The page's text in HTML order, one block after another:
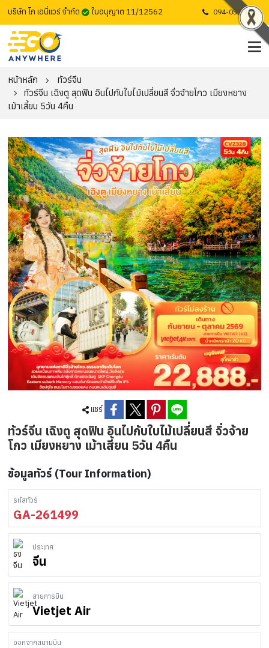
บริษัท โก เอนี่แวร์ จำกัด ใบอนุญาต 11/12562 094-053-1725
หน้าหลัก
ทัวร์จีน
ทัวร์จีน เฉิงตู สุดฟิน อินไปกับใบไม้เปลี่ยนสี จิ่วจ้ายโกว เมียงหยาง
เม้าเสี้ยน 5วัน 4คืน
แชร์
ทัวร์จีน เฉิงตู สุดฟิน อินไปกับใบไม้เปลี่ยนสี จิ่วจ้าย
โกว เมียงหยาง เม้าเสี้ยน 5วัน 4คืน
ข้อมูลทัวร์ (Tour Information)
รหัสทัวร์
GA-261499
ประเทศ
จีน
สายการบิน
Vietjet Air
ออกจากสนามบิน